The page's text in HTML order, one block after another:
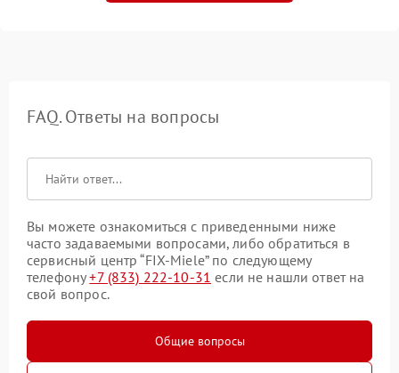
FAQ. Ответы на вопросы
Вы можете ознакомиться с приведенными ниже
часто задаваемыми вопросами, либо обратиться в
сервисный центр “FIX-Miele” по следующему
телефону+7 (833) 222-10-31 если не нашли ответ на
свой вопрос.
Общие вопросы